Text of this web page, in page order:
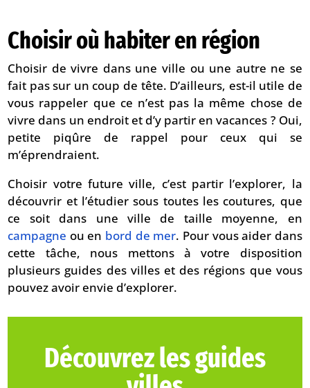
Choisir où habiter en région
Choisir de vivre dans une ville ou une autre ne se
fait pas sur un coup de tête. D’ailleurs, est-il utile de
vous rappeler que ce n’est pas la même chose de
vivre dans un endroit et d’y partir en vacances ? Oui,
petite piqûre de rappel pour ceux qui se
m’éprendraient.
Choisir votre future ville, c’est partir l’explorer, la
découvrir et l’étudier sous toutes les coutures, que
ce soit dans une ville de taille moyenne, en
campagne ou en bord de mer. Pour vous aider dans
cette tâche, nous mettons à votre disposition
plusieurs guides des villes et des régions que vous
pouvez avoir envie d’explorer.
Découvrez les guides